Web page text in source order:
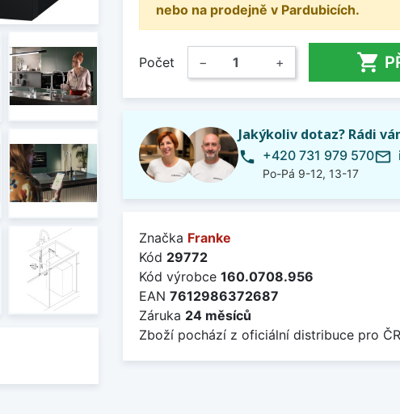
nebo na prodejně v Pardubicích.
Počet − + 
Jakýkoliv dotaz? Rádi
phone +420 731 979 570
Po-Pá 9-12, 13-17
mail_outline
Značka Franke
Kód 29772
Kód výrobce 160.0708.956
EAN 7612986372687
Záruka 24 měsíců
Zboží pochází z oficiální distribuce pro ČR